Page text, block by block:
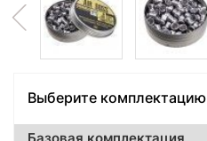
Выберите комплектацию